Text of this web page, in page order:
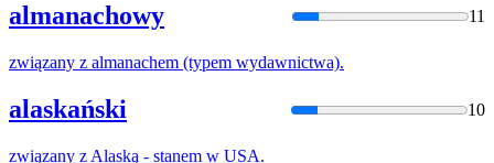
almanachowy 11
związany z almanachem (typem wydawnictwa).
alaskański 10
związany z Alaską - stanem w USA.